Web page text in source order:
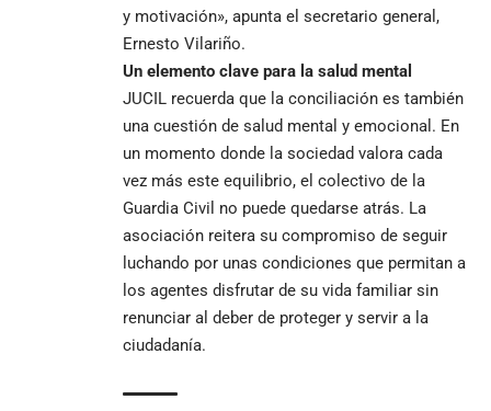
y motivación», apunta el secretario general,
Ernesto Vilariño.
Un elemento clave para la salud mental
JUCIL recuerda que la conciliación es también
una cuestión de salud mental y emocional. En
un momento donde la sociedad valora cada
vez más este equilibrio, el colectivo de la
Guardia Civil no puede quedarse atrás. La
asociación reitera su compromiso de seguir
luchando por unas condiciones que permitan a
los agentes disfrutar de su vida familiar sin
renunciar al deber de proteger y servir a la
ciudadanía.